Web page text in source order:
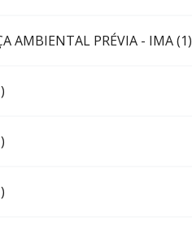
AMBIENTAL PRÉVIA - IMA (1)